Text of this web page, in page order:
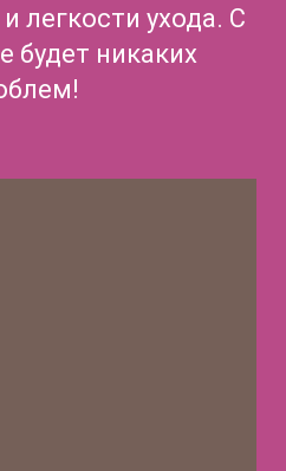
легкости ухода. С
будет никаких